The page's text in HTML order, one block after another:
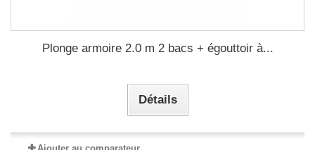
Plonge armoire 2.0 m 2 bacs + égouttoir à...
Détails